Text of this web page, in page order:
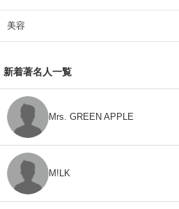
美容
新着著名人一覧
Mrs. GREEN APPLE
M!LK